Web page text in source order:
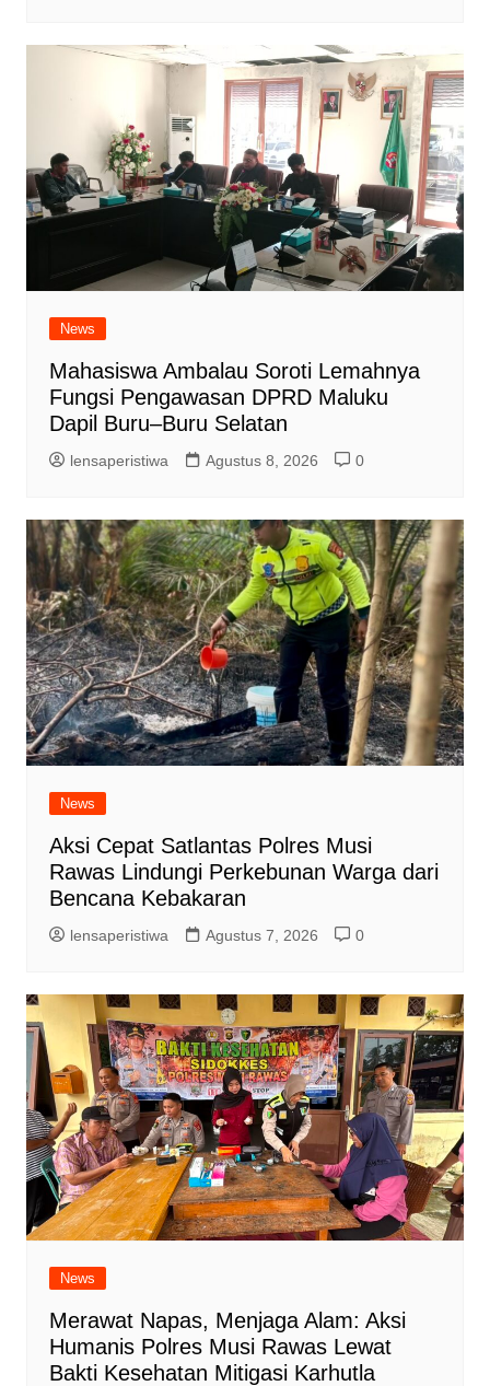
News
Mahasiswa Ambalau Soroti Lemahnya
Fungsi Pengawasan DPRD Maluku
Dapil Buru–Buru Selatan
lensaperistiwa Agustus 8, 2026 0
News
Aksi Cepat Satlantas Polres Musi
Rawas Lindungi Perkebunan Warga dari
Bencana Kebakaran
lensaperistiwa Agustus 7, 2026 0
News
Merawat Napas, Menjaga Alam: Aksi
Humanis Polres Musi Rawas Lewat
Bakti Kesehatan Mitigasi Karhutla